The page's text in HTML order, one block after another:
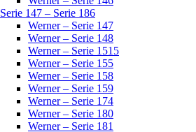
Serie 147 – Serie 186
Werner – Serie 147
Werner – Serie 148
Werner – Serie 1515
Werner – Serie 155
Werner – Serie 158
Werner – Serie 159
Werner – Serie 174
Werner – Serie 180
Werner – Serie 181